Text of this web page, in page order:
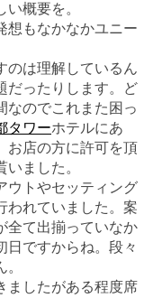
概要を。
想もなかなかユニー
のは理解しているん
だったりします。ど
なのでこれまた困っ
タワーホテルにあ
お店の方に許可を頂
ました。
ウトやセッティング
われていました。案
全て出揃っていなか
日ですからね。段々
ましたがある程度席